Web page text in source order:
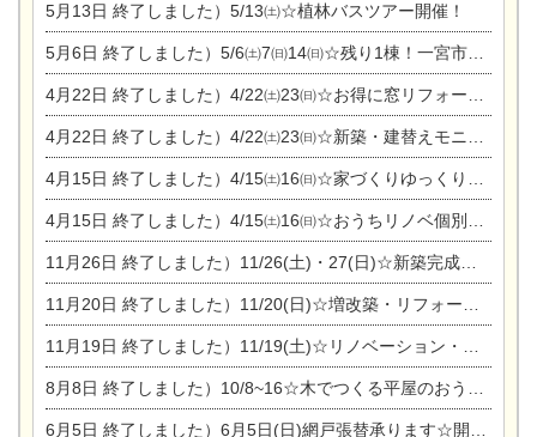
5月13日 終了しました）5/13㈯☆植林バスツアー開催！
5月6日 終了しました）5/6㈯7㈰14㈰☆残り1棟！一宮市限定モニター募集相談会(新築・建替え)
4月22日 終了しました）4/22㈯23㈰☆お得に窓リフォーム個別相談会
4月22日 終了しました）4/22㈯23㈰☆新築・建替えモニター募集個別相談会
4月15日 終了しました）4/15㈯16㈰☆家づくりゆっくりじっくり個別相談会
4月15日 終了しました）4/15㈯16㈰☆おうちリノベ個別相談会
11月26日 終了しました）11/26(土)・27(日)☆新築完成見学会 in一宮市あずら
11月20日 終了しました）11/20(日)☆増改築・リフォームまつり＆秋の味覚まつり＆芸術祭
11月19日 終了しました）11/19(土)☆リノベーション・家の修理まつり＆増改築・リフォームまつりin扶桑ゴルフ
8月8日 終了しました）10/8~16☆木でつくる平屋のおうちのつくり方【完全予約制】
6月5日 終了しました）6月5日(日)網戸張替承ります☆開催！